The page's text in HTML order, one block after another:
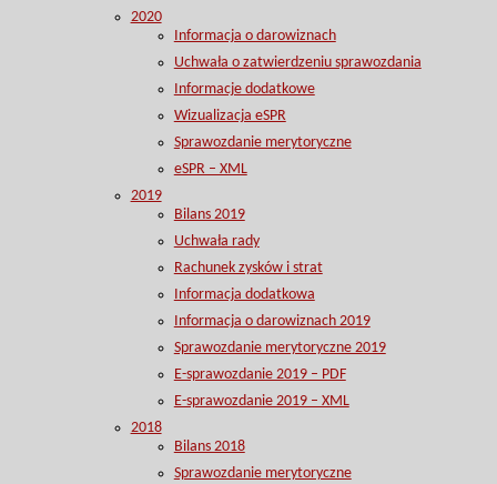
2020
Informacja o darowiznach
Uchwała o zatwierdzeniu sprawozdania
Informacje dodatkowe
Wizualizacja eSPR
Sprawozdanie merytoryczne
eSPR – XML
2019
Bilans 2019
Uchwała rady
Rachunek zysków i strat
Informacja dodatkowa
Informacja o darowiznach 2019
Sprawozdanie merytoryczne 2019
E-sprawozdanie 2019 – PDF
E-sprawozdanie 2019 – XML
2018
Bilans 2018
Sprawozdanie merytoryczne